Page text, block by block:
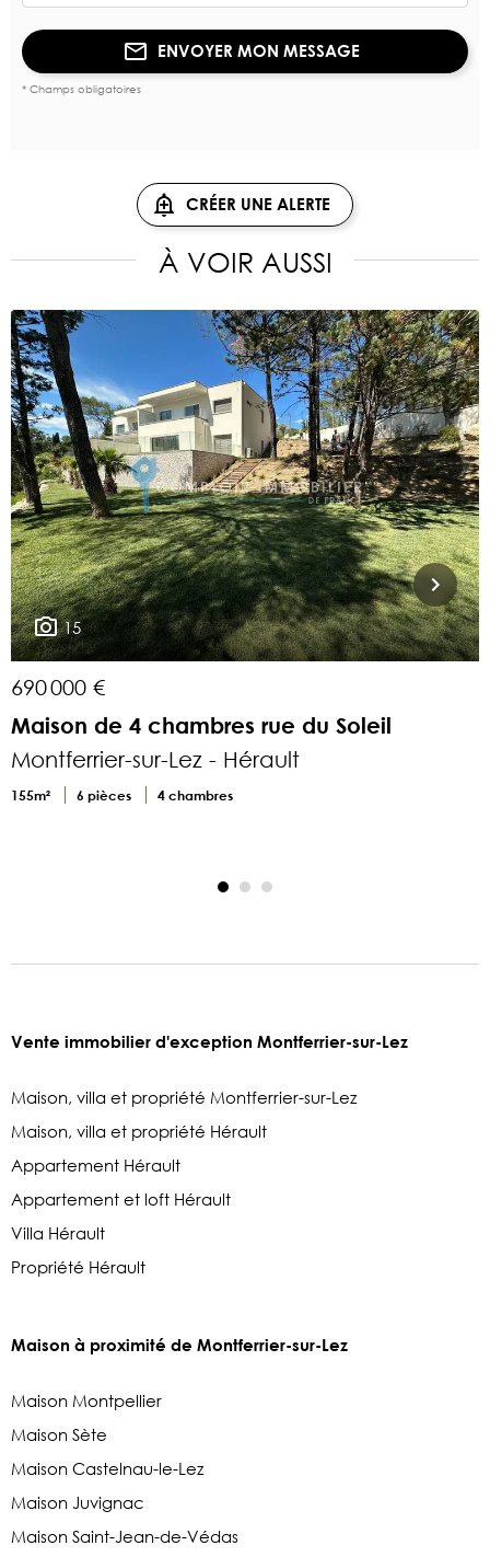
ENVOYER MON MESSAGE
* Champs obligatoires
CRÉER UNE ALERTE
À VOIR AUSSI
15
690 000 €
Maison de 4 chambres rue du Soleil
Montferrier-sur-Lez - Hérault
155m² 6 pièces 4 chambres
Vente immobilier d'exception Montferrier-sur-Lez
Maison, villa et propriété Montferrier-sur-Lez
Maison, villa et propriété Hérault
Appartement Hérault
Appartement et loft Hérault
Villa Hérault
Propriété Hérault
Maison à proximité de Montferrier-sur-Lez
Maison Montpellier
Maison Sète
Maison Castelnau-le-Lez
Maison Juvignac
Maison Saint-Jean-de-Védas